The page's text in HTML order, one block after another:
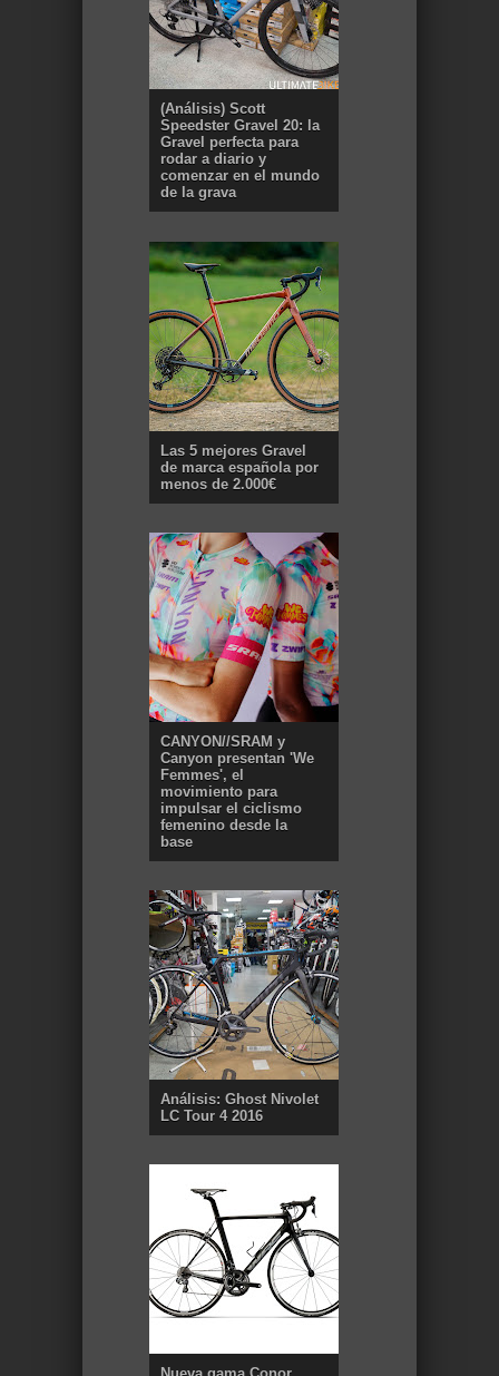
(Análisis) Scott
Speedster Gravel 20: la
Gravel perfecta para
rodar a diario y
comenzar en el mundo
de la grava
Las 5 mejores Gravel
de marca española por
menos de 2.000€
CANYON//SRAM y
Canyon presentan 'We
Femmes', el
movimiento para
impulsar el ciclismo
femenino desde la
base
Análisis: Ghost Nivolet
LC Tour 4 2016